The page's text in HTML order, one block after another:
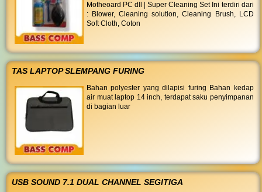
Motheoard PC dll | Super Cleaning Set Ini terdiri dari
: Blower, Cleaning solution, Cleaning Brush, LCD
Soft Cloth, Coton
TAS LAPTOP SLEMPANG FURING
Bahan polyester yang dilapisi furing Bahan kedap
air muat laptop 14 inch, terdapat saku penyimpanan
di bagian luar
USB SOUND 7.1 DUAL CHANNEL SEGITIGA